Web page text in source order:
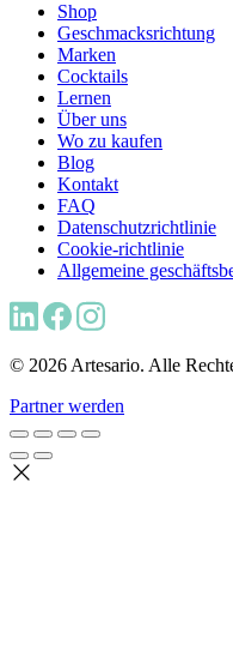
Shop
Geschmacksrichtung
Marken
Cocktails
Lernen
Über uns
Wo zu kaufen
Blog
Kontakt
FAQ
Datenschutzrichtlinie
Cookie-richtlinie
Allgemeine
© 2026 Artesario. Alle
Partner werden